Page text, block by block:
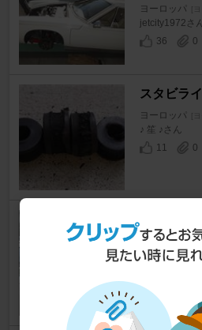
ヨーロッパ [
jetcity1972さ
36
0
スタビラ
ヨーロッパ [
♪ 笙 ♪さん
11
0
のキシミ音
ヨーロッパ [